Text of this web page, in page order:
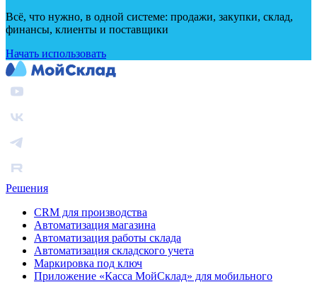
Всё, что нужно, в одной системе: продажи, закупки, склад,
финансы, клиенты и поставщики
Начать использовать
Решения
CRM для производства
Автоматизация магазина
Автоматизация работы склада
Автоматизация складского учета
Маркировка под ключ
Приложение «Касса МойСклад» для мобильного